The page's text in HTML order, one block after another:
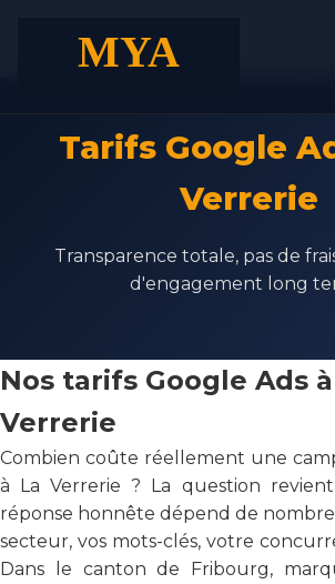
Tarifs Google
Verrerie
Transparence totale, pas de
d'engagement long
Nos tarifs Google Ads
Verrerie
Combien coûte réellement une
à La Verrerie ? La question
réponse honnête dépend de
secteur, vos mots-clés, votre
Dans le canton de Fribourg,